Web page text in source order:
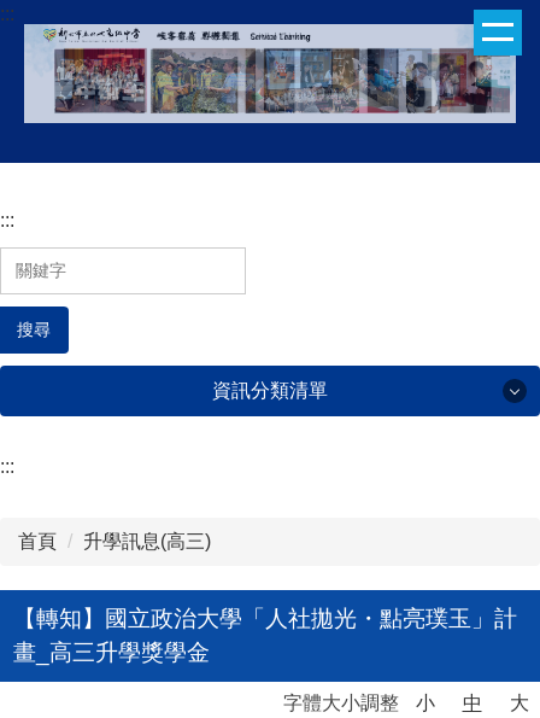
跳
容
:::
:::
搜尋
資訊分類清單
:::
首頁 升學訊息(高三)
【轉知】國立政治大學「人社拋光・點亮璞玉」計
畫_高三升學獎學金
字體大小調整 小 中
大